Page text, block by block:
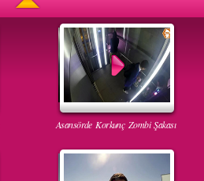
Asansörde Korkunç Zombi Şakası